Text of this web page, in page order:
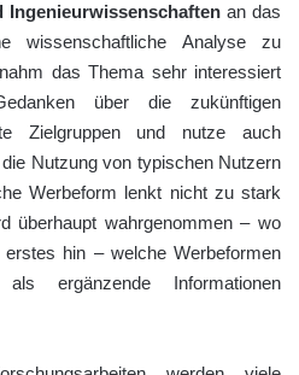
an das
Analyse zu
das Thema sehr interessiert
über die zukünftigen
Zielgruppen und nutze auch
Nutzung von typischen Nutzern
Werbeform lenkt nicht zu stark
überhaupt wahrgenommen – wo
hin – welche Werbeformen
ergänzende Informationen